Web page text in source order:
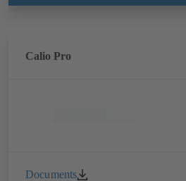
Calio Pro
Documents